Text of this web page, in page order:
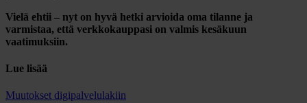
Vielä ehtii – nyt on hyvä hetki arvioida oma tilanne ja
varmistaa, että verkkokauppasi on valmis kesäkuun
vaatimuksiin.
Lue lisää
Muutokset digipalvelulakiin